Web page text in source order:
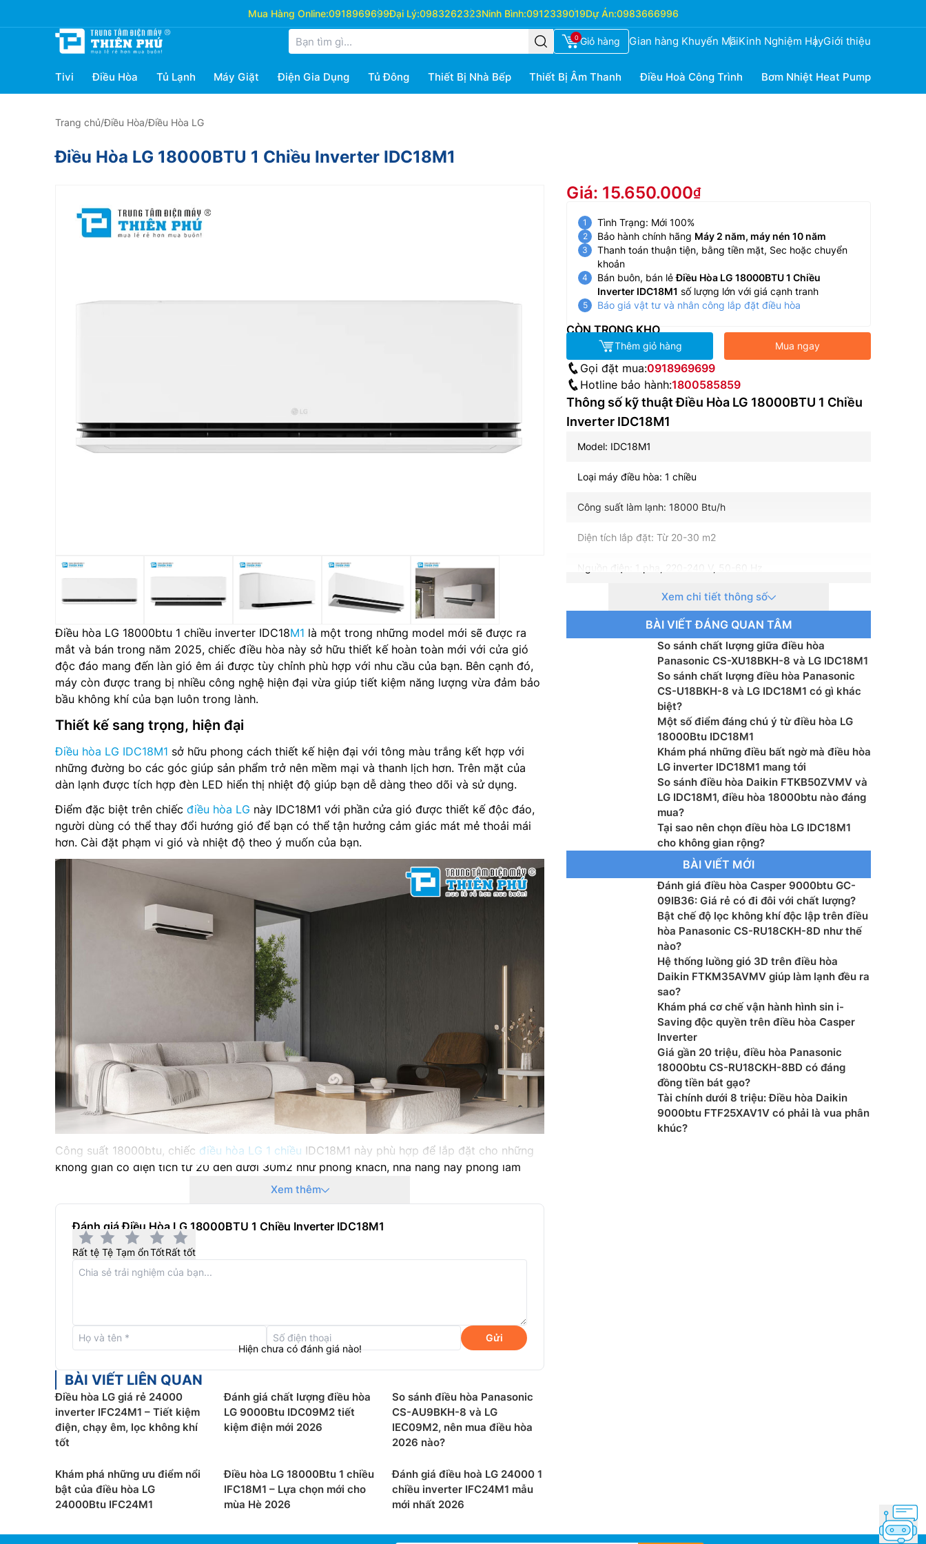
Mua Hàng Online:0918969699Đại Lý:0983262323Ninh Bình:0912339019Dự Án:0983666996
0 Giỏ hàng Gian hàng Khuyến MãiKinh Nghiệm HayGiới thiệu
Tivi Điều Hòa Tủ Lạnh Máy Giặt Điện Gia Dụng Tủ Đông Thiết Bị Nhà Bếp Thiết Bị Âm Thanh Điều Hoà Công Trình Bơm Nhiệt Heat Pump
Trang chủ/Điều Hòa/Điều Hòa LG
Điều Hòa LG 18000BTU 1 Chiều Inverter IDC18M1
Điều hòa LG 18000btu 1 chiều inverter IDC18M1 là một trong những model mới sẽ được ra
mắt và bán trong năm 2025, chiếc điều hòa này sở hữu thiết kế hoàn toàn mới với cửa gió
độc đáo mang đến làn gió êm ái được tùy chỉnh phù hợp với nhu cầu của bạn. Bên cạnh đó,
máy còn được trang bị nhiều công nghệ hiện đại vừa giúp tiết kiệm năng lượng vừa đảm bảo
bầu không khí của bạn luôn trong lành.
Thiết kế sang trọng, hiện đại
Điều hòa LG IDC18M1 sở hữu phong cách thiết kế hiện đại với tông màu trắng kết hợp với
những đường bo các góc giúp sản phẩm trở nên mềm mại và thanh lịch hơn. Trên mặt của
dàn lạnh được tích hợp đèn LED hiển thị nhiệt độ giúp bạn dễ dàng theo dõi và sử dụng.
Điểm đặc biệt trên chiếc điều hòa LG này IDC18M1 với phần cửa gió được thiết kế độc đáo,
người dùng có thể thay đổi hướng gió để bạn có thể tận hưởng cảm giác mát mẻ thoải mái
hơn. Cài đặt phạm vi gió và nhiệt độ theo ý muốn của bạn.
Công suất 18000btu, chiếc điều hòa LG 1 chiều IDC18M1 này phù hợp để lắp đặt cho những
không gian có diện tích từ 20 đến dưới 30m2 như phòng khách, nhà hàng hay phòng làm
Làn gió thoải mái, êm ái
Với thiết kế cửa gió độc đáo, người dùng có thể lựa chọn các chế độ hoạt động linh hoạt tạo
cảm giác thoải mái tối đa:
Chế độ làm mát thông thường:
Chế độ Soft Air:Cửa gió phía dưới được đóng lại, luồng gió sẽ được thổi ra từ khe gió
phía trên điều này tạo ra luồng gió gián tiếp lưu thông từ trần nhà xuống sàn nhà.
Xem thêm
Đánh giá Điều Hòa LG 18000BTU 1 Chiều Inverter IDC18M1
Rất tệ Tệ Tạm ổnTốtRất tốt
Gửi
Hiện chưa có đánh giá nào!
BÀI VIẾT LIÊN QUAN
Điều hòa LG giá rẻ 24000
inverter IFC24M1 – Tiết kiệm
điện, chạy êm, lọc không khí
tốt
Đánh giá chất lượng điều hòa
LG 9000Btu IDC09M2 tiết
kiệm điện mới 2026
So sánh điều hòa Panasonic
CS-AU9BKH-8 và LG
IEC09M2, nên mua điều hòa
2026 nào?
Khám phá những ưu điểm nổi
bật của điều hòa LG
24000Btu IFC24M1
Điều hòa LG 18000Btu 1 chiều
IFC18M1 – Lựa chọn mới cho
mùa Hè 2026
Đánh giá điều hoà LG 24000 1
chiều inverter IFC24M1 mẫu
mới nhất 2026
Giá: 15.650.000
Tình Trạng: Mới 100%
Bảo hành chính hãng Máy 2 năm, máy nén 10 năm
Thanh toán thuận tiện, bằng tiền mặt, Sec hoặc chuyển
khoản
Bán buôn, bán lẻĐiều Hòa LG 18000BTU 1 Chiều
Inverter IDC18M1 số lượng lớn với giá cạnh tranh
Báo giá vật tư và nhân công lắp đặt điều hòa
CÒN TRONG KHO
Thêm giỏ hàng Mua ngay
Gọi đặt mua:0918969699
Hotline bảo hành:1800585859
Thông số kỹ thuật Điều Hòa LG 18000BTU 1 Chiều
Inverter IDC18M1
Model: IDC18M1
Loại máy điều hòa: 1 chiều
Công suất làm lạnh: 18000 Btu/h
Diện tích lắp đặt: Từ 20-30 m2
Nguồn điện: 1 pha, 220-240 V, 50-60 Hz
Điện năng tiêu thụ (làm lạnh): – W
Công nghệ inverter: Có
Môi chất lạnh: R32
Kích thước dàn lạnh: – mm
Trọng lượng dàn lạnh: – kg
Kích thước dàn nóng: – mm
Trọng lượng dàn nóng: – kg
Kích thước đường ống (lỏng/gas): – mm
Nơi sản xuất: Thái Lan
Năm ra mắt: 2025
Xem chi tiết thông số
BÀI VIẾT ĐÁNG QUAN TÂM
So sánh chất lượng giữa điều hòa
Panasonic CS-XU18BKH-8 và LG IDC18M1
So sánh chất lượng điều hòa Panasonic
CS-U18BKH-8 và LG IDC18M1 có gì khác
biệt?
Một số điểm đáng chú ý từ điều hòa LG
18000Btu IDC18M1
Khám phá những điều bất ngờ mà điều hòa
LG inverter IDC18M1 mang tới
So sánh điều hòa Daikin FTKB50ZVMV và
LG IDC18M1, điều hòa 18000btu nào đáng
mua?
Tại sao nên chọn điều hòa LG IDC18M1
cho không gian rộng?
BÀI VIẾT MỚI
Đánh giá điều hòa Casper 9000btu GC-
09IB36: Giá rẻ có đi đôi với chất lượng?
Bật chế độ lọc không khí độc lập trên điều
hòa Panasonic CS-RU18CKH-8D như thế
nào?
Hệ thống luồng gió 3D trên điều hòa
Daikin FTKM35AVMV giúp làm lạnh đều ra
sao?
Khám phá cơ chế vận hành hình sin i-
Saving độc quyền trên điều hòa Casper
Inverter
Giá gần 20 triệu, điều hòa Panasonic
18000btu CS-RU18CKH-8BD có đáng
đồng tiền bát gạo?
Tài chính dưới 8 triệu: Điều hòa Daikin
9000btu FTF25XAV1V có phải là vua phân
khúc?